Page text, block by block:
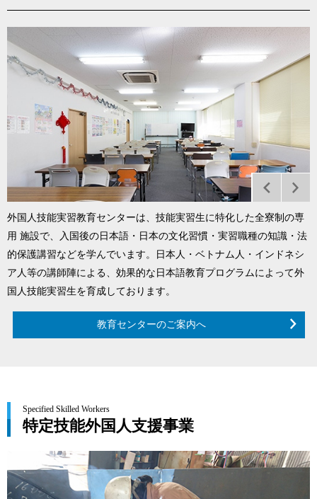
外国人技能実習教育センターは、技能実習生に特化した全寮制の専
用 施設で、入国後の日本語・日本の文化習慣・実習職種の知識・法
的保護講習などを学んでいます。日本人・ベトナム人・インドネシ
ア人等の講師陣による、効果的な日本語教育プログラムによって外
国人技能実習生を育成しております。
教育センターのご案内へ
Specified Skilled Workers
特定技能外国人支援事業